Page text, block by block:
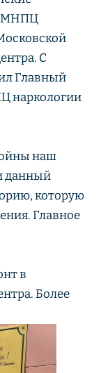
МНПЦ
С
Главный
наркологии
наш
данный
которую
Главное
в
Более